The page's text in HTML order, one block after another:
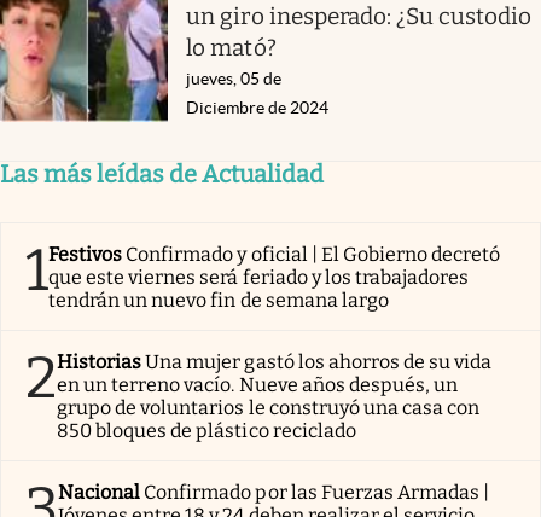
un giro inesperado: ¿Su custodio
lo mató?
jueves, 05 de
Diciembre de 2024
Las más leídas de Actualidad
1Festivos Confirmado y oficial | El Gobierno decretó
que este viernes será feriado y los trabajadores
tendrán un nuevo fin de semana largo
2HistoriasUna mujer gastó los ahorros de su vida
en un terreno vacío. Nueve años después, un
grupo de voluntarios le construyó una casa con
850 bloques de plástico reciclado
Nacional Confirmado por las Fuerzas Armadas |